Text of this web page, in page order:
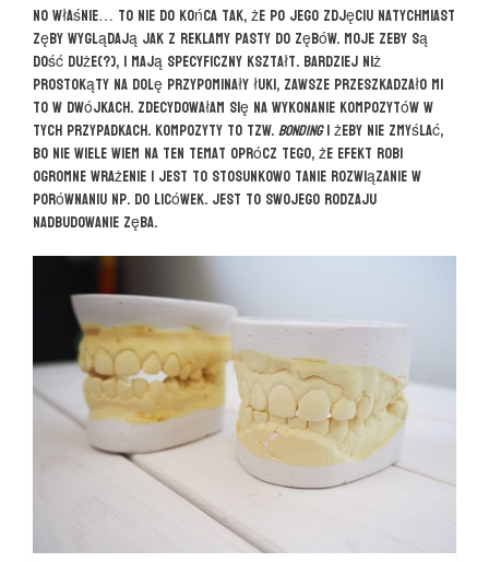
No właśnie… to nie do końca tak, że po jego zdjęciu natychmiast
zęby wyglądają jak z reklamy pasty do zębów. Moje zeby są
dość duże(?), i mają specyficzny kształt. Bardziej niż
prostokąty na dolę przypominały łuki, zawsze przeszkadzało mi
to w dwójkach. Zdecydowałam się na wykonanie kompozytów w
tych przypadkach. Kompozyty to tzw.bondingi żeby nie zmyślać,
bo nie wiele wiem na ten temat oprócz tego, że efekt robi
ogromne wrażenie i jest to stosunkowo tanie rozwiązanie w
porównaniu np. do licówek. Jest to swojego rodzaju
nadbudowanie zęba.